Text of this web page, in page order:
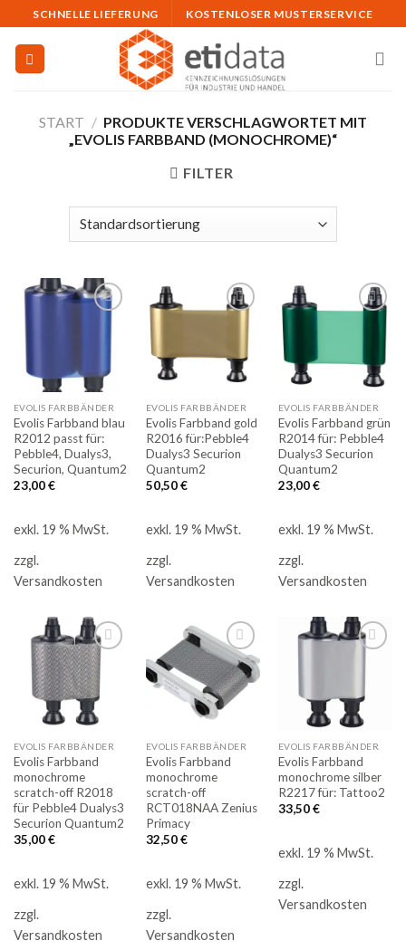
to
content
SCHNELLE LIEFERUNG KOSTENLOSER MUSTERSERVICE
START / PRODUKTE VERSCHLAGWORTET MIT
„EVOLIS FARBBAND (MONOCHROME)“
FILTER
EVOLIS FARBBÄNDER
Evolis Farbband blau
R2012 passt für:
Pebble4, Dualys3,
Securion, Quantum2
23,00€
exkl. 19 % MwSt.
zzgl.
Versandkosten
Merkliste
EVOLIS FARBBÄNDER
Evolis Farbband gold
R2016 für:Pebble4
Dualys3 Securion
Quantum2
50,50€
exkl. 19 % MwSt.
zzgl.
Versandkosten
Merkliste
EVOLIS FARBBÄNDER
Evolis Farbband grün
R2014 für: Pebble4
Dualys3 Securion
Quantum2
23,00€
exkl. 19 % MwSt.
zzgl.
Versandkosten
die
Merkliste
EVOLIS FARBBÄNDER
Evolis Farbband
monochrome
scratch-off R2018
für Pebble4 Dualys3
Securion Quantum2
35,00€
exkl. 19 % MwSt.
zzgl.
Versandkosten
Auf
die
Merkliste
EVOLIS FARBBÄNDER
Evolis Farbband
monochrome
scratch-off
RCT018NAA Zenius
Primacy
32,50€
exkl. 19 % MwSt.
zzgl.
Versandkosten
die
Merkliste
EVOLIS FARBBÄNDER
Evolis Farbband
monochrome silber
R2217 für: Tattoo2
33,50€
exkl. 19 % MwSt.
zzgl.
Versandkosten